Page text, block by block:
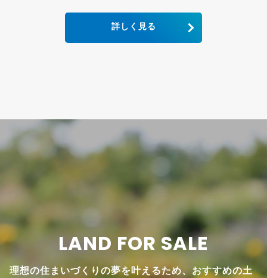
詳しく見る
LAND FOR SALE
理想の住まいづくりの夢を叶えるため、おすすめの土